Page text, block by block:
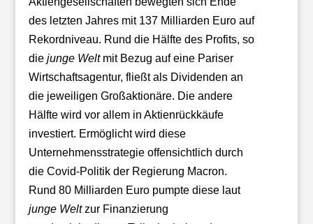
des letzten Jahres mit 137 Milliarden Euro auf
Rekordniveau. Rund die Hälfte des Profits, so
die junge Weltmit Bezug auf eine Pariser
Wirtschaftsagentur, fließt als Dividenden an
die jeweiligen Großaktionäre. Die andere
Hälfte wird vor allem in Aktienrückkäufe
investiert. Ermöglicht wird diese
Unternehmensstrategie offensichtlich durch
die Covid-Politik der Regierung Macron.
Rund 80 Milliarden Euro pumpte diese laut
junge Weltzur Finanzierung